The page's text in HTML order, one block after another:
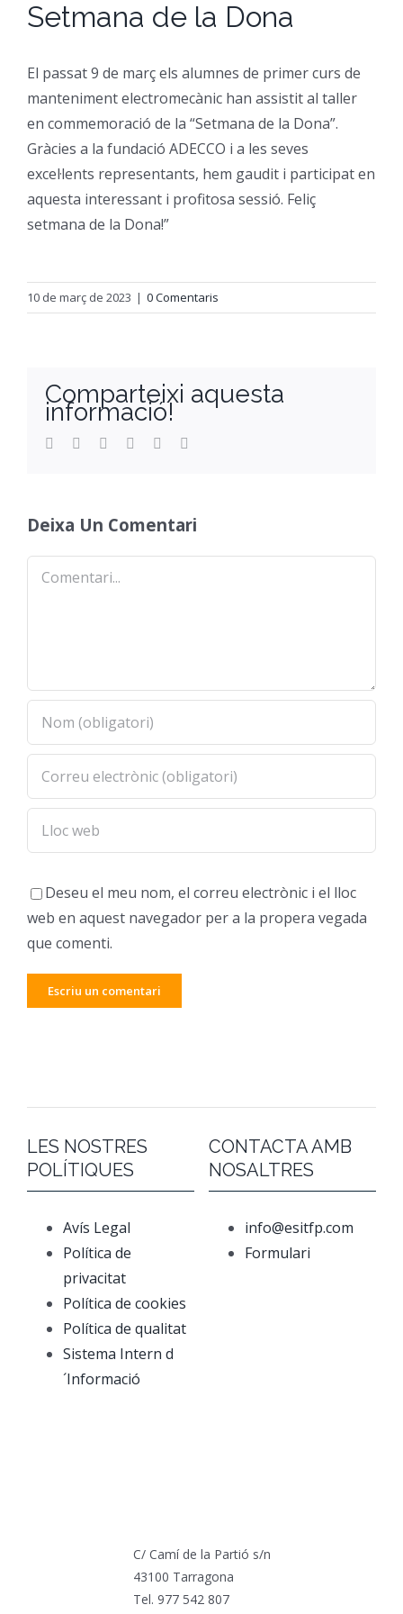
CFGM Manteniment
CFGS Administració i
CFGS Comerç
CFGS Sistemes
CFGS Gestió de vendes i
Formació Ocupacional
CP Operacions auxiliars
Acreditació de competències
Beques
Catàleg de serveis
Estada a l’empresa
Notícies
On Som
Contacte
Setmana de la Dona
El passat 9 de març els alumnes de primer curs de
manteniment electromecànic han assistit al taller
en commemoració de la “Setmana de la Dona”.
Gràcies a la fundació ADECCO i a les seves
excel·lents representants, hem gaudit i participat en
aquesta interessant i profitosa sessió. Feliç
setmana de la Dona!”
10 de març de 2023 | 0 Comentaris
Comparteixi aquesta
informació!
Facebook
TwitterReddit LinkedInWhatsApp
Deixa Un Comentari
Comentari
Deseu el meu nom, el correu electrònic i el lloc
web en aquest navegador per a la propera vegada
que comenti.
LES NOSTRES
POLÍTIQUES
Avís Legal
Política de
privacitat
Política de cookies
Política de qualitat
Sistema Intern d
´Informació
CONTACTA AMB
NOSALTRES
info@esitfp.com
Formulari
C/ Camí de la Partió s/n
43100 Tarragona
Tel. 977 542 807